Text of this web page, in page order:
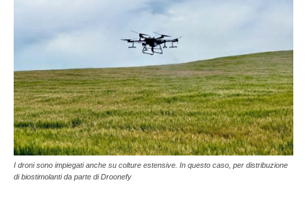
I droni sono impiegati anche su colture estensive. In questo caso, per distribuzione
di biostimolanti da parte di Droonefy